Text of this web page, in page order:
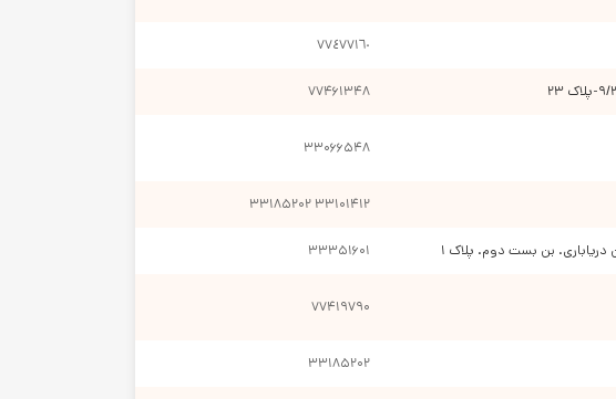
کرونا و استفاده مداوم کودکان باید نکات بهداشتی به خوبی رعایت شود.
٧٧٤٧٧١٦٠
۷۷۴۶۱۳۴۸
۳۳۰۶۶۵۴۸
۳۳۱۰۱۴۱۲ ۳۳۱۸۵۲۰۲
بن بست دوم. پلاک ۱ ۳۳۳۵۱۶۰۱
۷۷۴۱۹۷۹۰
۳۳۱۸۵۲۰۲